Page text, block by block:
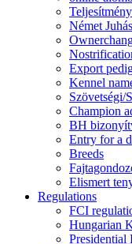
Német
Export
Kennel
Szövetségi/
Champion
BH
Entry for a
Breeds
Elismert
Regulations
FCI
Hungarian
Presidential